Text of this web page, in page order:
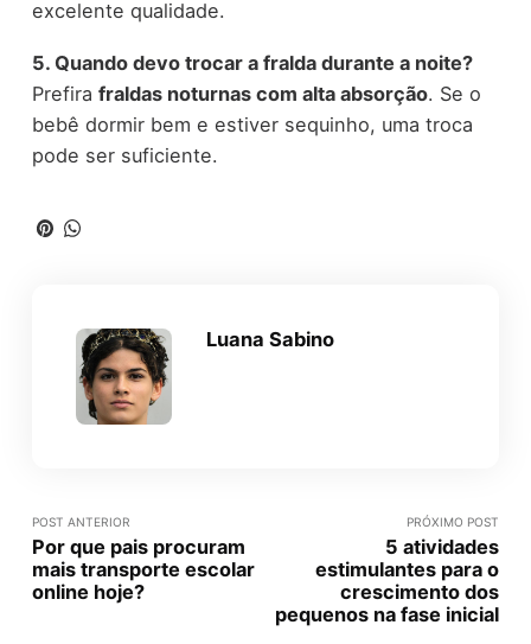
excelente qualidade.
5. Quando devo trocar a fralda durante a noite?
Prefira fraldas noturnas com alta absorção. Se o
bebê dormir bem e estiver sequinho, uma troca
pode ser suficiente.
Luana Sabino
POST ANTERIOR
Por que pais procuram
mais transporte escolar
online hoje?
PRÓXIMO POST
5 atividades
estimulantes para o
crescimento dos
pequenos na fase inicial